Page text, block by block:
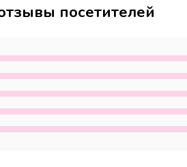
посетителей